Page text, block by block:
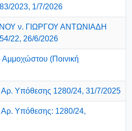
2023, 1/7/2026
ν. ΓΙΩΡΓΟΥ ΑΝΤΩΝΙΑΔΗ
22, 26/6/2026
Αμμοχώστου (Ποινική
Αρ. Υπόθεσης 1280/24, 31/7/2025
Αρ. Υπόθεσης: 1280/24,